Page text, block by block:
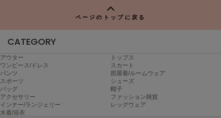
MOIGE
MUCHA
ミュシャ
NEW Balance
ページのトップに戻る
CATEGORY
アウター
トップス
ワンピース/ドレス
スカート
パンツ
部屋着/ルームウェア
スポーツ
シューズ
バッグ
帽子
アクセサリー
ファッション雑貨
インナー/ランジェリー
レッグウェア
水着/浴衣